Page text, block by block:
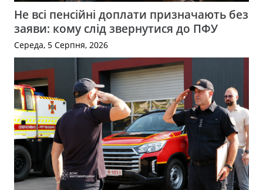
Не всі пенсійні доплати призначають без
заяви: кому слід звернутися до ПФУ
Середа, 5 Серпня, 2026